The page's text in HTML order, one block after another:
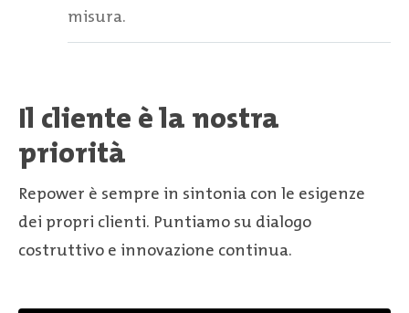
misura.
Il cliente è la nostra
priorità
Repower è sempre in sintonia con le esigenze
dei propri clienti. Puntiamo su dialogo
costruttivo e innovazione continua.